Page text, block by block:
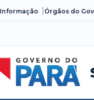
Órgãos do